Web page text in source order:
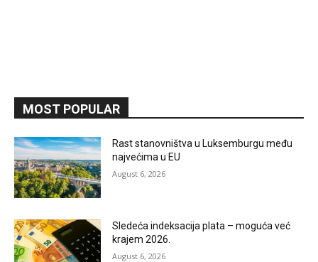
MOST POPULAR
Rast stanovništva u Luksemburgu među
najvećima u EU
August 6, 2026
Sledeća indeksacija plata – moguća već
krajem 2026.
August 6, 2026